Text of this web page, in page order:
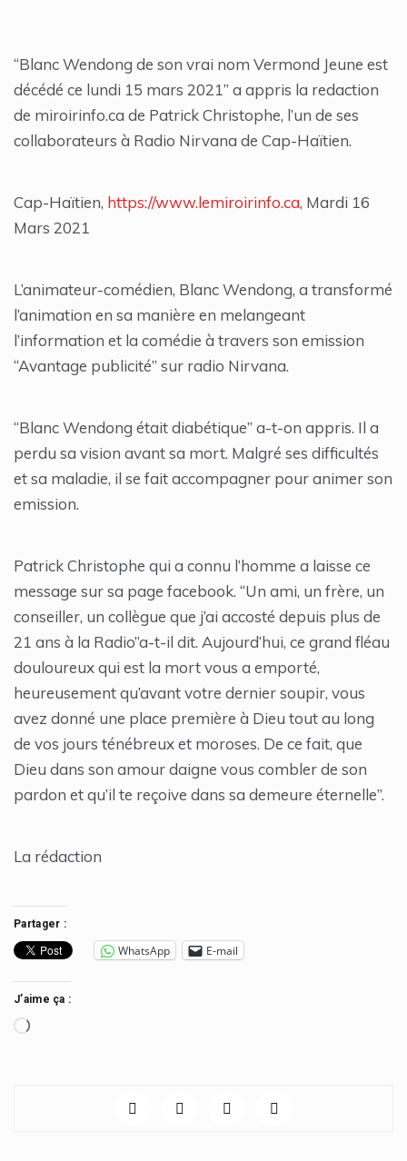
“Blanc Wendong de son vrai nom Vermond Jeune est
décédé ce lundi 15 mars 2021” a appris la redaction
de miroirinfo.ca de Patrick Christophe, l’un de ses
collaborateurs à Radio Nirvana de Cap-Haïtien.
Cap-Haïtien, https://www.lemiroirinfo.ca, Mardi 16
Mars 2021
L’animateur-comédien, Blanc Wendong, a transformé
l’animation en sa manière en melangeant
l’information et la comédie à travers son emission
“Avantage publicité” sur radio Nirvana.
“Blanc Wendong était diabétique” a-t-on appris. Il a
perdu sa vision avant sa mort. Malgré ses difficultés
et sa maladie, il se fait accompagner pour animer son
emission.
Patrick Christophe qui a connu l’homme a laisse ce
message sur sa page facebook. “Un ami, un frère, un
conseiller, un collègue que j’ai accosté depuis plus de
21 ans à la Radio”a-t-il dit. Aujourd’hui, ce grand fléau
douloureux qui est la mort vous a emporté,
heureusement qu’avant votre dernier soupir, vous
avez donné une place première à Dieu tout au long
de vos jours ténébreux et moroses. De ce fait, que
Dieu dans son amour daigne vous combler de son
pardon et qu’il te reçoive dans sa demeure éternelle”.
La rédaction
Partager :
WhatsApp E-mail
J’aime ça :
Chargement…